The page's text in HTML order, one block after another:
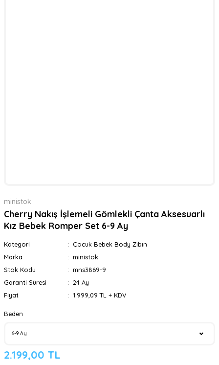
ministok
Cherry Nakış İşlemeli Gömlekli Çanta Aksesuarlı
Kız Bebek Romper Set 6-9 Ay
Kategori
Çocuk Bebek Body Zıbın
Marka
ministok
Stok Kodu
mns3869-9
Garanti Süresi
24 Ay
Fiyat
1.999,09 TL + KDV
Beden
2.199,00 TL